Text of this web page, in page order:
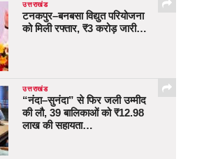
उत्तराखंड
टनकपुर–बनबसा विद्युत परियोजना
को मिली रफ्तार, ₹3 करोड़ जारी…
उत्तराखंड
“नंदा–सुनंदा” से फिर जली उम्मीद
की लौ, 39 बालिकाओं को ₹12.98
लाख की सहायता…